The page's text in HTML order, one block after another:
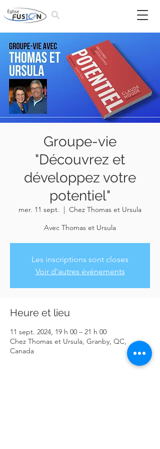
Groupe-vie
"Découvrez et
développez votre
potentiel"
mer. 11 sept.
  |
Chez Thomas et Ursula
Avec Thomas et Ursula
Les inscriptions sont closes
Voir d'autres événements
Heure et lieu
11 sept. 2024, 19 h 00 – 21 h 00
Chez Thomas et Ursula, Granby, QC,
Canada